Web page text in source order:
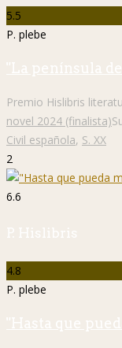
5.5
P. plebe
"La península
Premio Hislibris
novel 2024 (finalista)
Civil española, S. XX
2
6.6
P. Hislibris
4.8
P. plebe
"Hasta que